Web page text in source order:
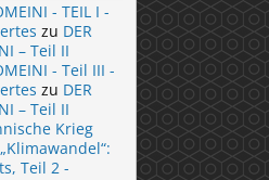
- TEIL I -
zu DER
– Teil II
- Teil III -
zu DER
– Teil II
Krieg
Teil 2 -